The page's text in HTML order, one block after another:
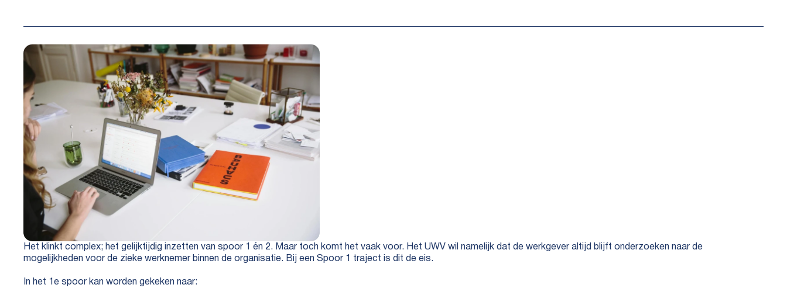
Het klinkt complex; het gelijktijdig inzetten van spoor 1 én 2. Maar toch komt het vaak voor. Het UWV wil namelijk dat de werkgever altijd blijft onderzoeken naar de
mogelijkheden voor de zieke werknemer binnen de organisatie. Bij een Spoor 1 traject is dit de eis.
In het 1e spoor kan worden gekeken naar: